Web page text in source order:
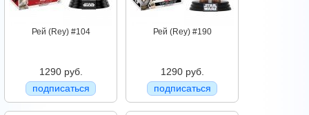
Рей (Rey) #104
1290 руб.
подписаться
Рей (Rey) #190
1290 руб.
подписаться